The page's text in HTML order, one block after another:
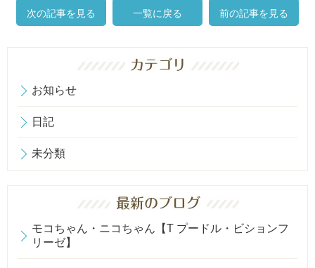
次の記事を見る 一覧に戻る 前の記事を見る
お知らせ
日記
未分類
モコちゃん・ニコちゃん【T プードル・ビションフ
リーゼ】